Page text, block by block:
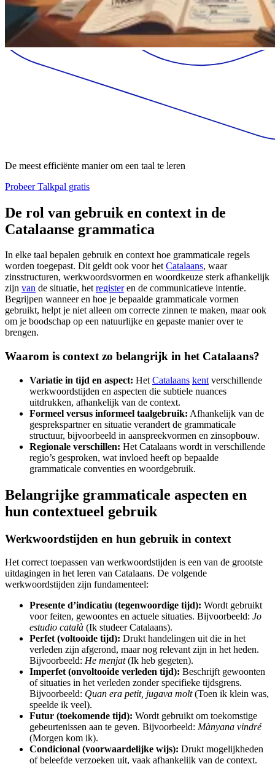
De meest efficiënte manier om een taal te leren
Probeer Talkpal gratis
De rol van gebruik en context in de
Catalaanse grammatica
In elke taal bepalen gebruik en context hoe grammaticale regels
worden toegepast. Dit geldt ook voor hetCatalaans, waar
zinsstructuren, werkwoordsvormen en woordkeuze sterk afhankelijk
zijn van de situatie, hetregisteren de communicatieve intentie.
Begrijpen wanneer en hoe je bepaalde grammaticale vormen
gebruikt, helpt je niet alleen om correcte zinnen te maken, maar ook
om je boodschap op een natuurlijke en gepaste manier over te
brengen.
Waarom is context zo belangrijk in het Catalaans?
Variatie in tijd en aspect: Het Catalaans kent verschillende
werkwoordstijden en aspecten die subtiele nuances
uitdrukken, afhankelijk van de context.
Formeel versus informeel taalgebruik: Afhankelijk van de
gesprekspartner en situatie verandert de grammaticale
structuur, bijvoorbeeld in aanspreekvormen en zinsopbouw.
Regionale verschillen: Het Catalaans wordt in verschillende
regio’s gesproken, wat invloed heeft op bepaalde
grammaticale conventies en woordgebruik.
Belangrijke grammaticale aspecten en
hun contextueel gebruik
Werkwoordstijden en hun gebruik in context
Het correct toepassen van werkwoordstijden is een van de grootste
uitdagingen in het leren van Catalaans. De volgende
werkwoordstijden zijn fundamenteel:
Presente d’indicatiu (tegenwoordige tijd): Wordt gebruikt
voor feiten, gewoontes en actuele situaties. Bijvoorbeeld: Jo
estudio català (Ik studeer Catalaans).
Perfet (voltooide tijd): Drukt handelingen uit die in het
verleden zijn afgerond, maar nog relevant zijn in het heden.
Bijvoorbeeld: He menjat(Ik heb gegeten).
Imperfet (onvoltooide verleden tijd): Beschrijft gewoonten
of situaties in het verleden zonder specifieke tijdsgrens.
Bijvoorbeeld: Quan era petit, jugava molt(Toen ik klein was,
speelde ik veel).
Futur (toekomende tijd): Wordt gebruikt om toekomstige
gebeurtenissen aan te geven. Bijvoorbeeld: Mànyana vindré
(Morgen kom ik).
Condicional (voorwaardelijke wijs): Drukt mogelijkheden
of beleefde verzoeken uit, vaak afhankelijk van de context.